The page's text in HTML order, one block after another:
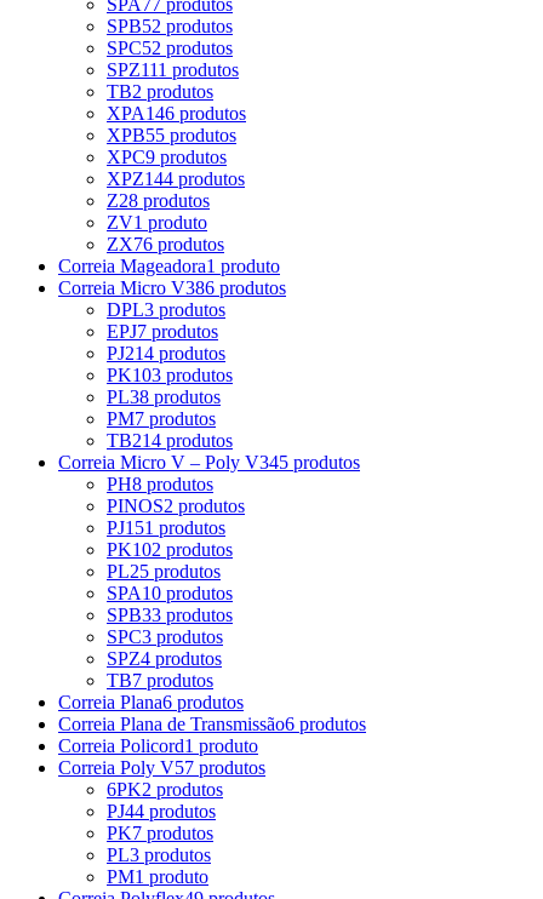
SPA77 produtos
SPB52 produtos
SPC52 produtos
SPZ111 produtos
TB2 produtos
XPA146 produtos
XPB55 produtos
XPC9 produtos
XPZ144 produtos
Z28 produtos
ZV1 produto
ZX76 produtos
Correia Mageadora1 produto
Correia Micro V386 produtos
DPL3 produtos
EPJ7 produtos
PJ214 produtos
PK103 produtos
PL38 produtos
PM7 produtos
TB214 produtos
Correia Micro V – Poly V345 produtos
PH8 produtos
PINOS2 produtos
PJ151 produtos
PK102 produtos
PL25 produtos
SPA10 produtos
SPB33 produtos
SPC3 produtos
SPZ4 produtos
TB7 produtos
Correia Plana6 produtos
Correia Plana de Transmissão6 produtos
Correia Policord1 produto
Correia Poly V57 produtos
6PK2 produtos
PJ44 produtos
PK7 produtos
PL3 produtos
PM1 produto